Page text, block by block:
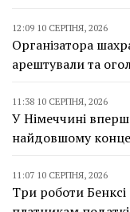
12:09 10 СЕРПНЯ, 2026
Організатора
арештували та
11:38 10 СЕРПНЯ, 2026
У Німеччині
найдовшому
11:07 10 СЕРПНЯ, 2026
Три роботи